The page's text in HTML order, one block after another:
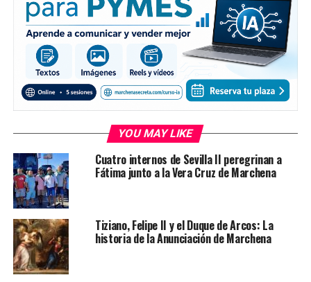
YOU MAY LIKE
Cuatro internos de Sevilla II peregrinan a
Fátima junto a la Vera Cruz de Marchena
Tiziano, Felipe II y el Duque de Arcos: La
historia de la Anunciación de Marchena